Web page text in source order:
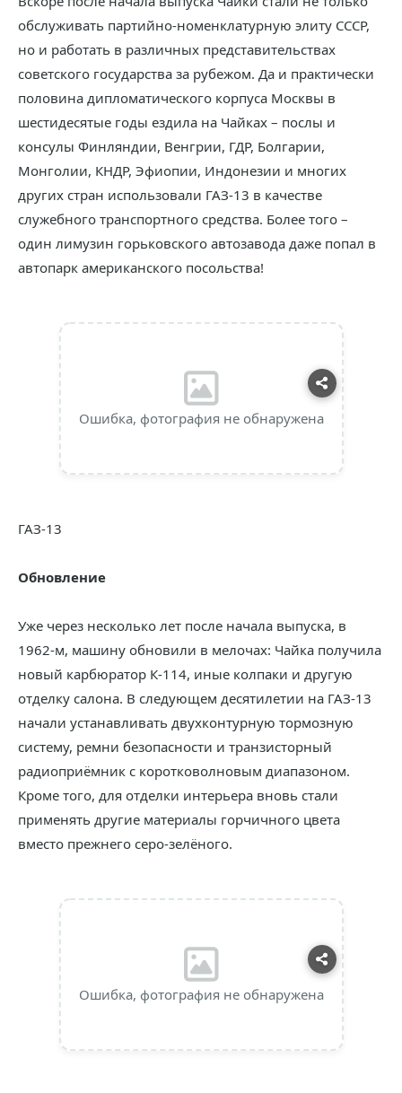
обслуживать партийно-номенклатурную элиту СССР,
но и работать в различных представительствах
советского государства за рубежом. Да и практически
половина дипломатического корпуса Москвы в
шестидесятые годы ездила на Чайках – послы и
консулы Финляндии, Венгрии, ГДР, Болгарии,
Монголии, КНДР, Эфиопии, Индонезии и многих
других стран использовали ГАЗ-13 в качестве
служебного транспортного средства. Более того –
один лимузин горьковского автозавода даже попал в
автопарк американского посольства!
Ошибка, фотография не обнаружена
ГАЗ-13
Обновление
Уже через несколько лет после начала выпуска, в
1962-м, машину обновили в мелочах: Чайка получила
новый карбюратор К-114, иные колпаки и другую
отделку салона. В следующем десятилетии на ГАЗ-13
начали устанавливать двухконтурную тормозную
систему, ремни безопасности и транзисторный
радиоприёмник с коротковолновым диапазоном.
Кроме того, для отделки интерьера вновь стали
применять другие материалы горчичного цвета
вместо прежнего серо-зелёного.
Ошибка, фотография не обнаружена